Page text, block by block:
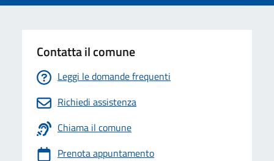
Contatta il comune
Leggi le domande frequenti
Richiedi assistenza
Chiama il comune
Prenota appuntamento